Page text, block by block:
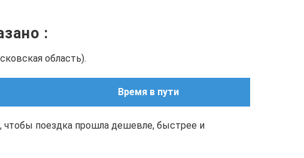
:
область).
Время в пути
поездка прошла дешевле, быстрее и